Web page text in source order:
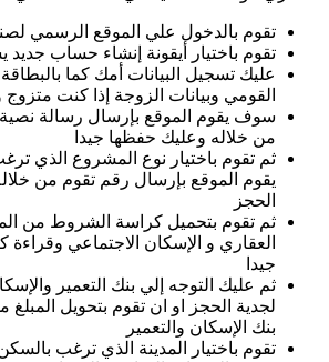
تقوم بالدخول علي الموقع الرسمي
تقوم باختيار أيقونة إنشاء حساب جديد
عليك تسجيل البيانات أمك كما
القومي وبيانات الزوجة إذا كنت
سوف يقوم الموقع بإرسال رسالة نصية
من خلاله وعليك حفظها جيدا
ثم تقوم باختيار نوع المشروع الذي
يقوم الموقع بإرسال رقم تقوم من
الحجز
ثم تقوم بتحميل كراسة الشروط من
العقاري و الإسكان الاجتماعي وقراءة
جيدا
ثم عليك التوجه إلي بنك التعمير
لجدية الحجز او ان تقوم بتحويل
بنك الإسكان والتعمير
تقوم باختيار المدينة الذي ترغب